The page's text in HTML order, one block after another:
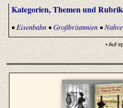
Kategorien, Themen und
• Eisenbahn•Großbritannien•
• Auf